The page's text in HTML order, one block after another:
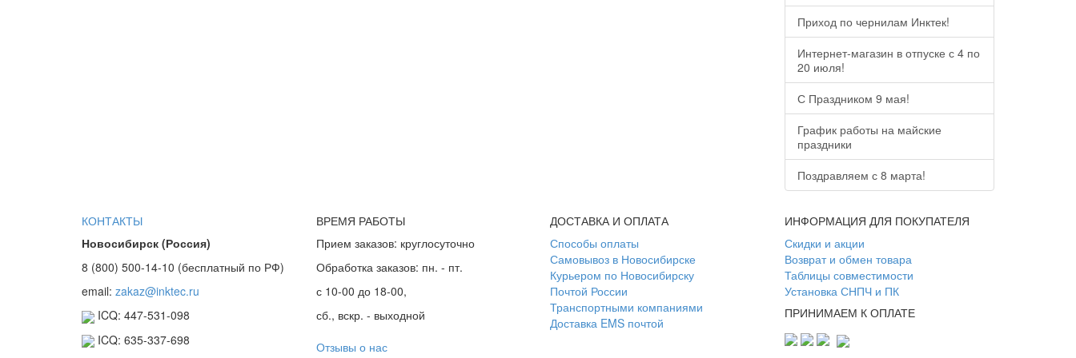
Приход по чернилам Инктек!
Интернет-магазин в отпуске с 4 по
20 июля!
С Праздником 9 мая!
График работы на майские
праздники
Поздравляем с 8 марта!
КОНТАКТЫ
Новосибирск (Россия)
8 (800) 500-14-10 (бесплатный по РФ)
email: zakaz@inktec.ru
ICQ: 447-531-098
ICQ: 635-337-698
ВРЕМЯ РАБОТЫ
Прием заказов: круглосуточно
Обработка заказов: пн. - пт.
с 10-00 до 18-00,
сб., вскр. - выходной
Отзывы о нас
ДОСТАВКА И ОПЛАТА
Способы оплаты
Самовывоз в Новосибирске
Курьером по Новосибирску
Почтой России
Транспортными компаниями
Доставка EMS почтой
ИНФОРМАЦИЯ ДЛЯ ПОКУПАТЕЛЯ
Скидки и акции
Возврат и обмен товара
Таблицы совместимости
Установка СНПЧ и ПК
ПРИНИМАЕМ К ОПЛАТЕ